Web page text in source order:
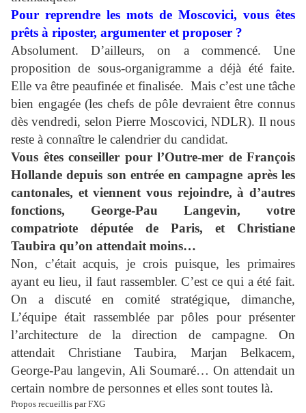
Pour reprendre les mots de Moscovici, vous êtes
prêts à riposter, argumenter et proposer ?
Absolument. D’ailleurs, on a commencé. Une
proposition de sous-organigramme a déjà été faite.
Elle va être peaufinée et finalisée. Mais c’est une tâche
bien engagée (les chefs de pôle devraient être connus
dès vendredi, selon Pierre Moscovici, NDLR). Il nous
reste à connaître le calendrier du candidat.
Vous êtes conseiller pour l’Outre-mer de François
Hollande depuis son entrée en campagne après les
cantonales, et viennent vous rejoindre, à d’autres
fonctions, George-Pau Langevin, votre
compatriote députée de Paris, et Christiane
Taubira qu’on attendait moins…
Non, c’était acquis, je crois puisque, les primaires
ayant eu lieu, il faut rassembler. C’est ce qui a été fait.
On a discuté en comité stratégique, dimanche,
L’équipe était rassemblée par pôles pour présenter
l’architecture de la direction de campagne. On
attendait Christiane Taubira, Marjan Belkacem,
George-Pau langevin, Ali Soumaré… On attendait un
certain nombre de personnes et elles sont toutes là.
Propos recueillis par FXG